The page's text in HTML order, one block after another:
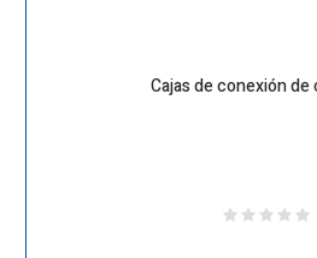
Cajas de conexión de